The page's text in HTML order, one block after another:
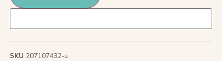
SKU 207107432-u